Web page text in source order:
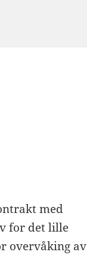
med
for det lille
overvåking av